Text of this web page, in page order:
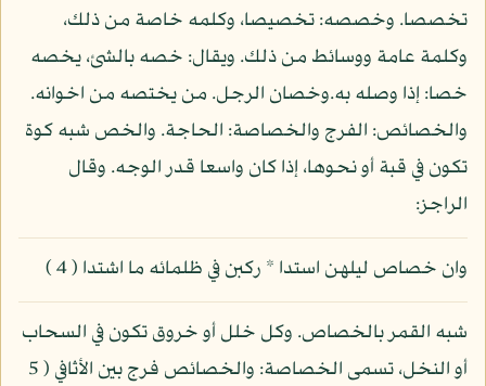
تخصصا. وخصصه: تخصيصا، وكلمه خاصة من ذلك،
وكلمة عامة ووسائط من ذلك. ويقال: خصه بالشئ، يخصه
خصا: إذا وصله به.وخصان الرجل. من يختصه من اخوانه.
والخصائص: الفرج والخصاصة: الحاجة. والخص شبه كوة
تكون في قبة أو نحوها، إذا كان واسعا قدر الوجه. وقال
الراجز:
وان خصاص ليلهن استدا * ركبن في ظلمائه ما اشتدا ( 4 )
شبه القمر بالخصاص. وكل خلل أو خروق تكون في السحاب
أو النخل، تسمى الخصاصة: والخصائص فرج بين الأثافي ( 5